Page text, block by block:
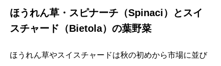
ほうれん草・スピナーチ（Spinaci）とスイ
スチャード（Bietola）の葉野菜
ほうれん草やスイスチャードは秋の初めから市場に並び